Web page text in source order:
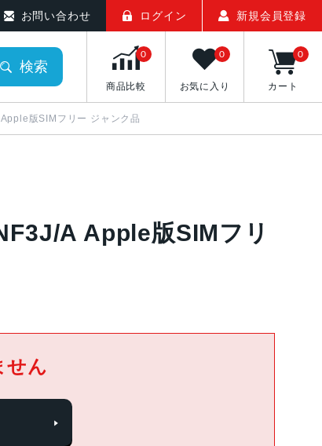
お問い合わせ ログイン 新規会員登録
検索
商品比較
0
お気に入り
0
カート
0
版SIMフリー ジャンク品
A Apple版SIMフリ
せん